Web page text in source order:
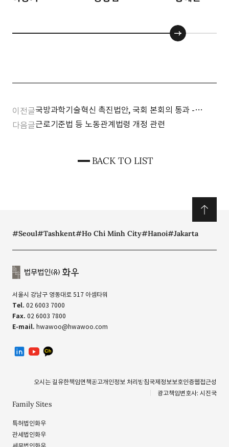
이전글국방과학기술혁신 촉진법안, 국회 본회의 통과 -
국방과학기술 개발의 도약 발판 마련-
BACK TO LIST
다음글근로기준법 등 노동관계법령 개정 관련
#Seoul#Tashkent#Ho Chi Minh City#Hanoi#Jakarta
서울시 강남구 영동대로 517 아셈타워
Tel. 02 6003 7000
Fax. 02 6003 7800
E-mail. hwawoo@hwawoo.com
Family Sites
특허법인화우
관세법인화우
오시는 길 유한책임면책공고개인정보 처리방침국제정보보호인증웹접근성
광고책임변호사: 시진국